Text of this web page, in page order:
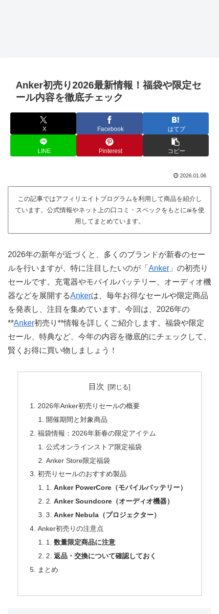
Anker初売り2026最新情報！福袋や限定セ
ール内容を徹底チェック
X Facebook はてブ
LINE Pinterest コピー
2026.01.06
この記事ではアフィリエイトプログラムを利用して商品を紹介し
ています。公式情報やネット上の口コミ・スペックをもとにaiを使
用してまとめています。
2026年の新年が近づくと、多くのブランドが新春のセー
ルを行いますが、特に注目したいのが「 Anker 」の初売り
セールです。充電器やモバイルバッテリー、オーディオ機
器などを展開するAnkerは、毎年お得なセールや限定商品
を発表し、注目を集めています。今回は、2026年の
**Anker初売り**情報を詳しくご紹介します。福袋や限定
セール、特典など、今年の内容を徹底的にチェックして、
賢くお得に買い物しましょう！
目次
2026年Anker初売りセールの概要
開催期間と対象商品
福袋情報：2026年新春の限定アイテム
公式オンラインストア限定福袋
Anker Store限定福袋
初売りセールのおすすめ製品
1.Anker PowerCore（モバイルバッテリー）
2.Anker Soundcore（オーディオ機器）
3.Anker Nebula（プロジェクター）
Anker初売りの注意点
1.数量限定商品に注意
2.返品・交換について確認しておく
まとめ